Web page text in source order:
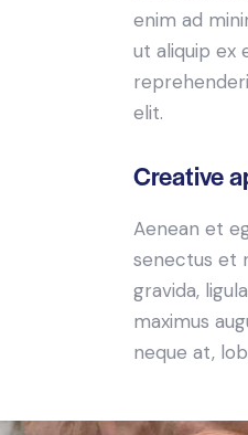
enim ad
ut aliquip ex
elit.
Creative
Aenean et
senectus et
gravida,
maximus
neque at,